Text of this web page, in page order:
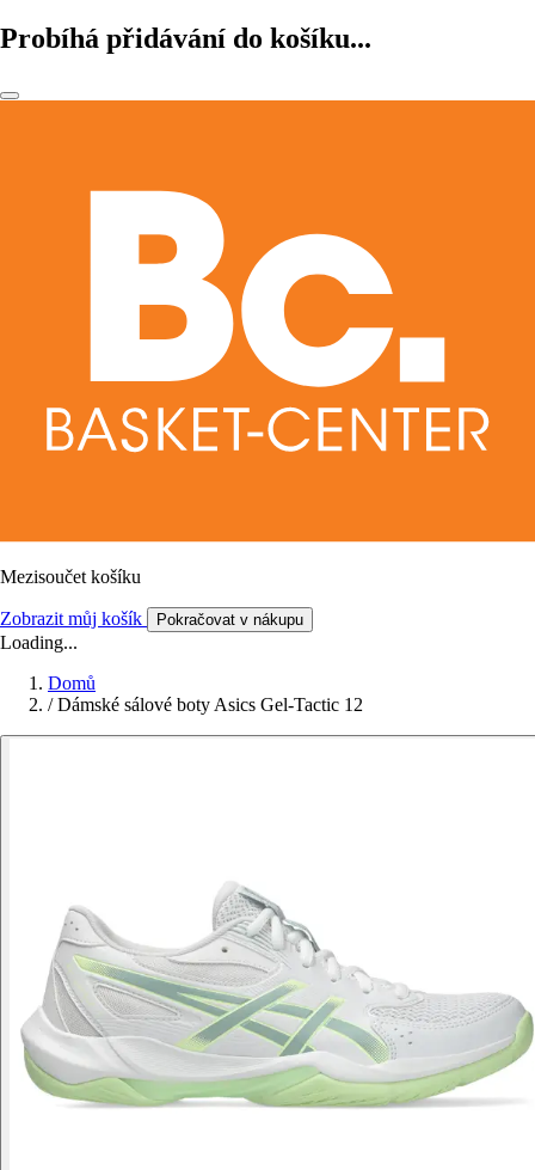
Probíhá přidávání do košíku...
Mezisoučet košíku
Zobrazit můj košík Pokračovat v nákupu
Loading...
Domů
/ Dámské sálové boty Asics Gel-Tactic 12